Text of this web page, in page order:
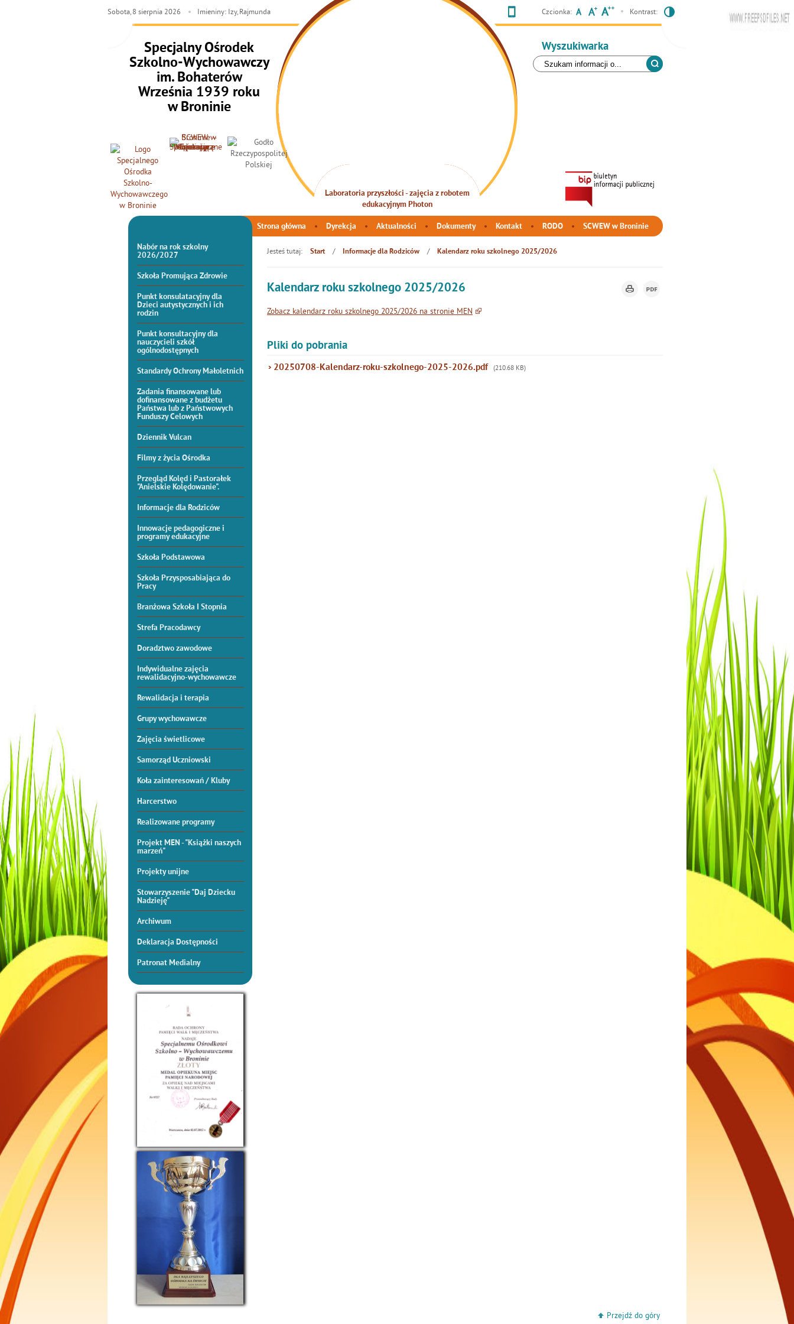
Specjalny Ośrodek
Szkolno-Wychowawczy
im. Bohaterów
Września 1939 roku
w Broninie
Czcionka: Kontrast:
Wyszukiwarka
Sobota, 8 sierpnia 2026 Imieniny: Izy, Rajmunda
Laboratoria przyszłości - zajęcia z robotem
edukacyjnym Photon
INTEGRACJA SENSORYCZNA
Strona główna Dyrekcja Aktualności Dokumenty Kontakt RODO SCWEW w Broninie
Nabór na rok szkolny
2026/2027
Szkoła Promująca Zdrowie
Punkt konsulatacyjny dla
Dzieci autystycznych i ich
rodzin
Punkt konsultacyjny dla
nauczycieli szkół
ogólnodostępnych
Standardy Ochrony Małoletnich
Zadania finansowane lub
dofinansowane z budżetu
Państwa lub z Państwowych
Funduszy Celowych
Dziennik Vulcan
Filmy z życia Ośrodka
Przegląd Kolęd i Pastorałek
"Anielskie Kolędowanie".
Informacje dla Rodziców
Innowacje pedagogiczne i
programy edukacyjne
Szkoła Podstawowa
Szkoła Przysposabiająca do
Pracy
Branżowa Szkoła I Stopnia
Strefa Pracodawcy
Doradztwo zawodowe
Indywidualne zajęcia
rewalidacyjno-wychowawcze
Rewalidacja i terapia
Grupy wychowawcze
Zajęcia świetlicowe
Samorząd Uczniowski
Koła zainteresowań / Kluby
Harcerstwo
Realizowane programy
Projekt MEN - "Książki naszych
marzeń"
Projekty unijne
Stowarzyszenie "Daj Dziecku
Nadzieję"
Archiwum
Deklaracja Dostępności
Patronat Medialny
Jesteś tutaj: Start / Informacje dla Rodziców / Kalendarz roku szkolnego 2025/2026
Kalendarz roku szkolnego 2025/2026
Zobacz kalendarz roku szkolnego 2025/2026 na stronie MEN
Pliki do pobrania
20250708-Kalendarz-roku-szkolnego-2025-2026.pdf (210.68 KB)
Przejdź do góry